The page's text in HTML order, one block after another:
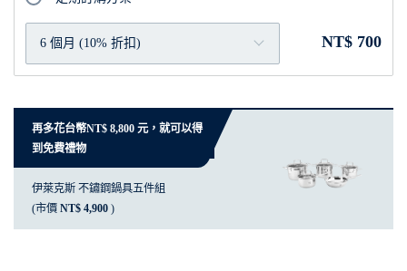
6 個月 (10% 折扣) NT$ 700
再多花台幣NT$ 8,800 元，就可以得
到免費禮物
伊萊克斯 不鏽鋼鍋具五件組
(市價 NT$ 4,900 )